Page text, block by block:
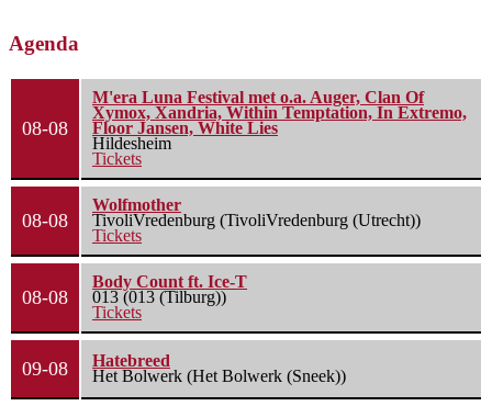
Agenda
08-08
M'era Luna Festival met o.a. Auger, Clan Of
Xymox, Xandria, Within Temptation, In Extremo,
Floor Jansen, White Lies
Hildesheim
Tickets
08-08
Wolfmother
TivoliVredenburg (TivoliVredenburg (Utrecht))
Tickets
08-08
Body Count ft. Ice-T
013 (013 (Tilburg))
Tickets
09-08
Hatebreed
Het Bolwerk (Het Bolwerk (Sneek))